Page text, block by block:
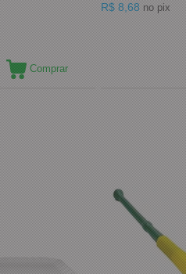
Comprar
R$ 8,68 no pix